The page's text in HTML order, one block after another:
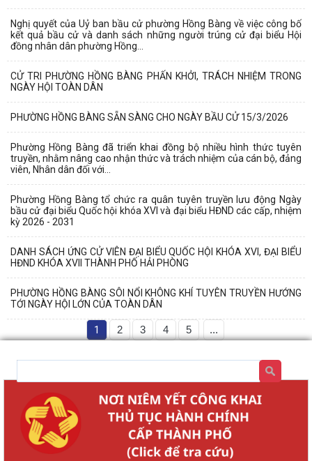
Nghị quyết của Uỷ ban bầu cử phường Hồng Bàng về việc công bố
kết quả bầu cử và danh sách những người trúng cử đại biểu Hội
đồng nhân dân phường Hồng...
CỬ TRI PHƯỜNG HỒNG BÀNG PHẤN KHỞI, TRÁCH NHIỆM TRONG
NGÀY HỘI TOÀN DÂN
PHƯỜNG HỒNG BÀNG SẴN SÀNG CHO NGÀY BẦU CỬ 15/3/2026
Phường Hồng Bàng đã triển khai đồng bộ nhiều hình thức tuyên
truyền, nhằm nâng cao nhận thức và trách nhiệm của cán bộ, đảng
viên, Nhân dân đối với...
Phường Hồng Bàng tổ chức ra quân tuyên truyền lưu động Ngày
bầu cử đại biểu Quốc hội khóa XVI và đại biểu HĐND các cấp, nhiệm
kỳ 2026 - 2031
DANH SÁCH ỨNG CỬ VIÊN ĐẠI BIỂU QUỐC HỘI KHÓA XVI, ĐẠI BIỂU
HĐND KHÓA XVII THÀNH PHỐ HẢI PHÒNG
PHƯỜNG HỒNG BÀNG SÔI NỔI KHÔNG KHÍ TUYÊN TRUYỀN HƯỚNG
TỚI NGÀY HỘI LỚN CỦA TOÀN DÂN
1 2 3 4 5 ...